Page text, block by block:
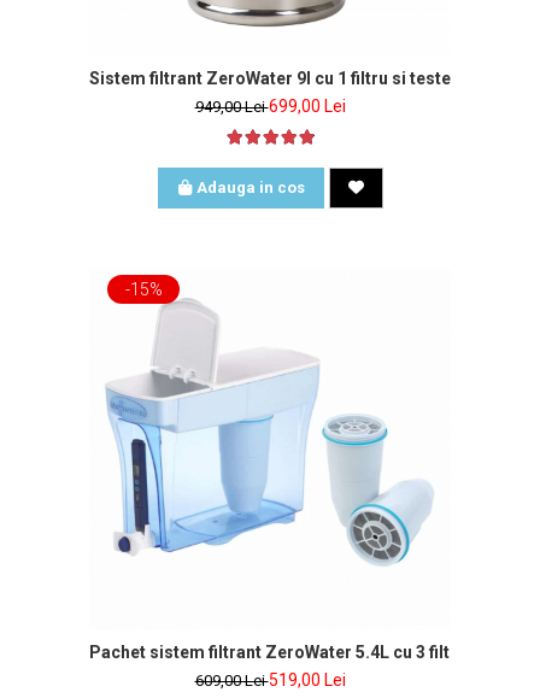
Sistem filtrant ZeroWater 9l cu 1 filtru si tester de apa
949,00 Lei699,00 Lei
Adauga in cos
-15%
Pachet sistem filtrant ZeroWater 5.4L cu 3 filtre si tester
609,00 Lei519,00 Lei